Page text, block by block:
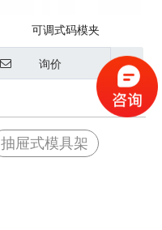
可调式码模夹
询价
抽屉式模具架